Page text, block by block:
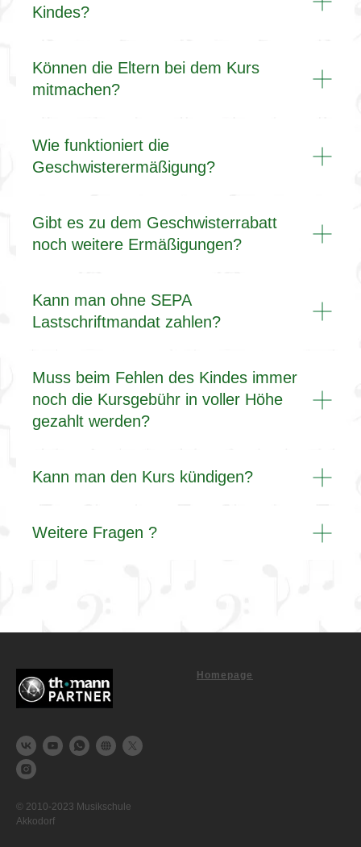
Kindes?
Können die Eltern bei dem Kurs
mitmachen?
Wie funktioniert die
Geschwisterermäßigung?
Gibt es zu dem Geschwisterrabatt
noch weitere Ermäßigungen?
Kann man ohne SEPA
Lastschriftmandat zahlen?
Muss beim Fehlen des Kindes immer
noch die Kursgebühr in voller Höhe
gezahlt werden?
Kann man den Kurs kündigen?
Weitere Fragen ?
© 2010-2023 Musikschule
Akkodorf
Homepage